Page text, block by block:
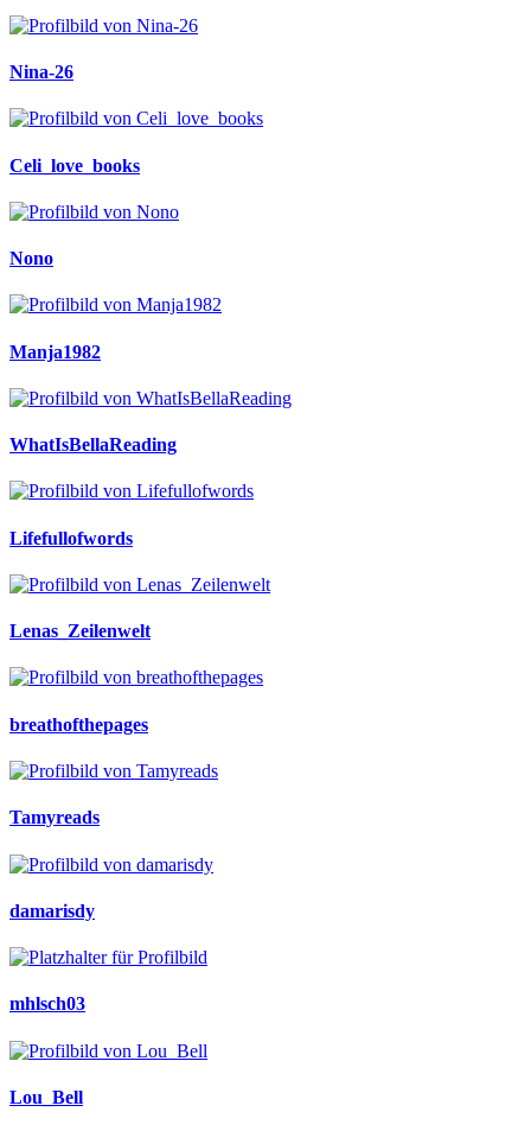
Nina-26
Celi_love_books
Nono
Manja1982
WhatIsBellaReading
Lifefullofwords
Lenas_Zeilenwelt
breathofthepages
Tamyreads
damarisdy
mhlsch03
Lou_Bell